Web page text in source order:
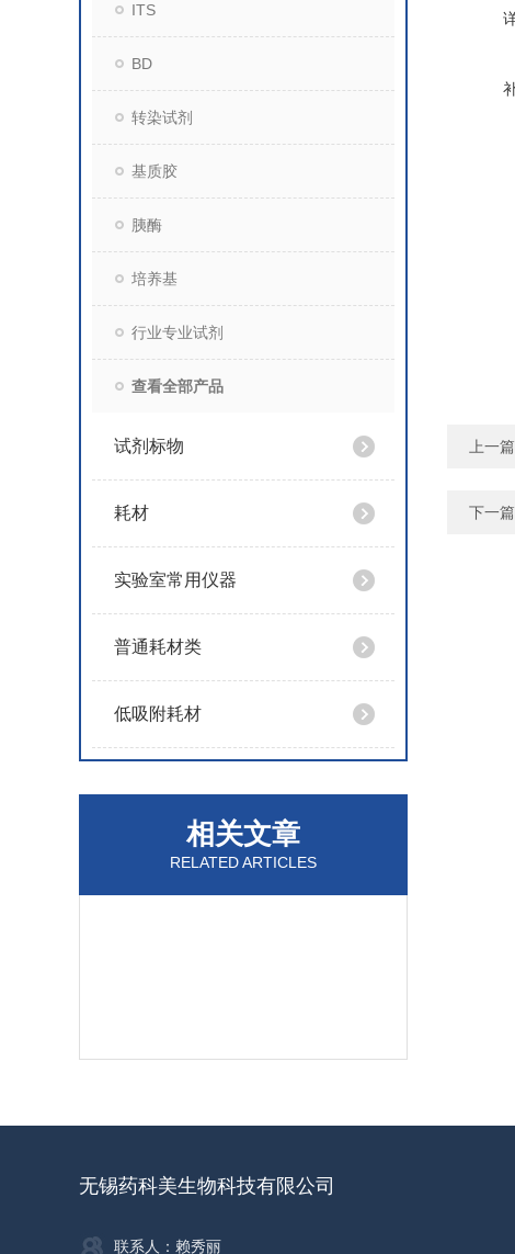
ITS
BD
转染试剂
基质胶
胰酶
培养基
行业专业试剂
查看全部产品
试剂标物
耗材
实验室常用仪器
普通耗材类
低吸附耗材
相关文章
RELATED ARTICLES
上一篇
下一篇
无锡药科美生物科技有限公司
联系人：赖秀丽